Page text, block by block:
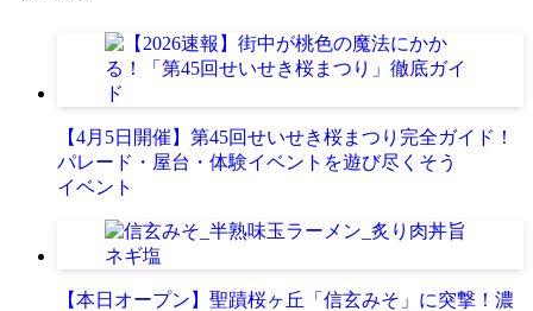
【4月5日開催】第45回せいせき桜まつり完全ガイド！
パレード・屋台・体験イベントを遊び尽くそう
イベント
【本日オープン】聖蹟桜ヶ丘「信玄みそ」に突撃！濃